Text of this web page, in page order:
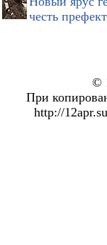
честь
©
При
http://